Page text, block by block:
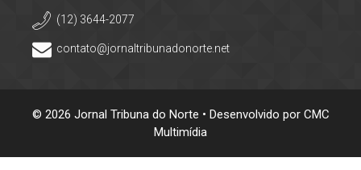
(12) 3644-2077
contato@jornaltribunadonorte.net
© 2026 Jornal Tribuna do Norte • Desenvolvido por CMC
Multimídia